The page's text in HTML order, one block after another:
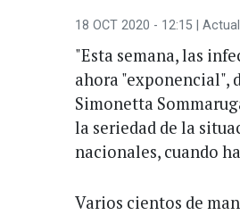
18 OCT 2020 - 12:15 |
"Esta semana, las
ahora "exponencial",
Simonetta
la seriedad de la
nacionales, cuando
Varios cientos de